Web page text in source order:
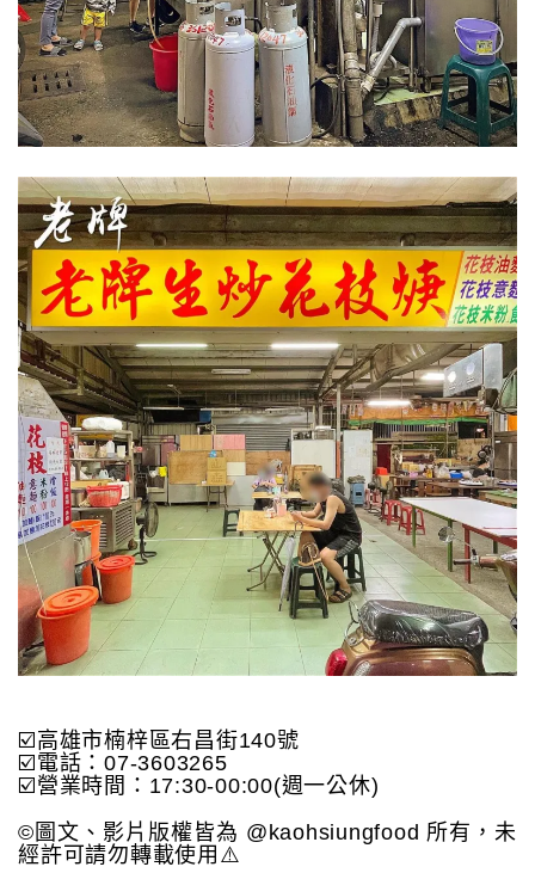
☑️高雄市楠梓區右昌街140號
☑️電話：07-3603265
☑️營業時間：17:30-00:00(週一公休)
©️圖文、影片版權皆為 @kaohsiungfood 所有，未
經許可請勿轉載使用⚠️